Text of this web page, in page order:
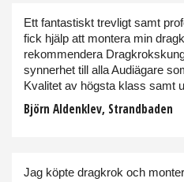
Ett fantastiskt trevligt samt
fick hjälp att montera min
rekommendera
synnerhet till alla Audiägare
Kvalitet av högsta klass samt
Björn Aldenklev, Strandbaden
Jag köpte dragkrok och